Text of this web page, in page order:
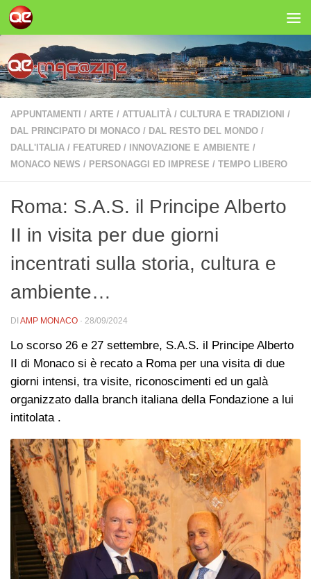
Salta al contenuto
APPUNTAMENTI / ARTE / ATTUALITÀ / CULTURA E TRADIZIONI
/
DAL PRINCIPATO DI MONACO / DAL RESTO DEL MONDO /
DALL'ITALIA / FEATURED / INNOVAZIONE E AMBIENTE /
MONACO NEWS / PERSONAGGI ED IMPRESE / TEMPO LIBERO
Roma: S.A.S. il Principe Alberto
II in visita per due giorni
incentrati sulla storia, cultura e
ambiente…
DI AMP MONACO · 28/09/2024
Lo scorso 26 e 27 settembre, S.A.S. il Principe Alberto
II di Monaco si è recato a Roma per una visita di due
giorni intensi, tra visite, riconoscimenti ed un galà
organizzato dalla branch italiana della Fondazione a lui
intitolata .